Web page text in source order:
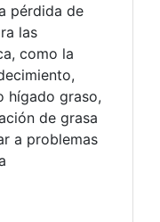
pérdida de
las
como la
hígado graso,
de grasa
a problemas